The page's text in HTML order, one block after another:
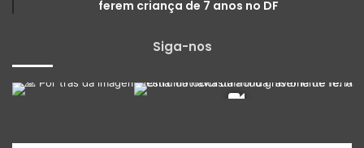
ferem criança de 7 anos no DF
Siga-nos